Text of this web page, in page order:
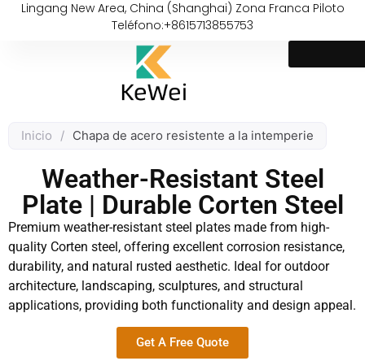
Lingang New Area, China (Shanghai) Zona Franca Piloto
Teléfono:+8615713855753
Inicio / Chapa de acero resistente a la intemperie
Weather-Resistant Steel
Plate | Durable Corten Steel
Premium weather-resistant steel plates made from high-
quality Corten steel, offering excellent corrosion resistance,
durability, and natural rusted aesthetic. Ideal for outdoor
architecture, landscaping, sculptures, and structural
applications, providing both functionality and design appeal.
Get A Free Quote